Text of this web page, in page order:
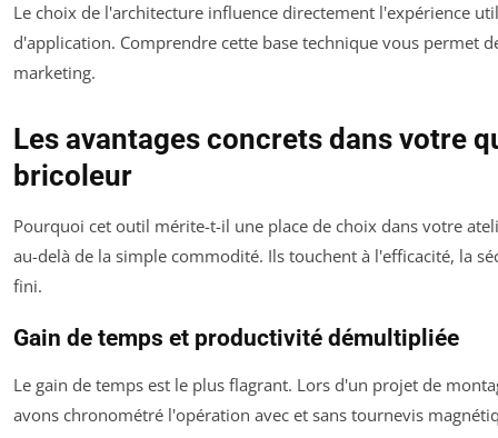
Le choix de l'architecture influence directement l'expérience
d'application. Comprendre cette base technique vous permet
marketing.
Les avantages concrets dans votre
bricoleur
Pourquoi cet outil mérite-t-il une place de choix dans votre
au-delà de la simple commodité. Ils touchent à l'efficacité, la
fini.
Gain de temps et productivité démultipliée
Le gain de temps est le plus flagrant. Lors d'un projet de
avons chronométré l'opération avec et sans tournevis